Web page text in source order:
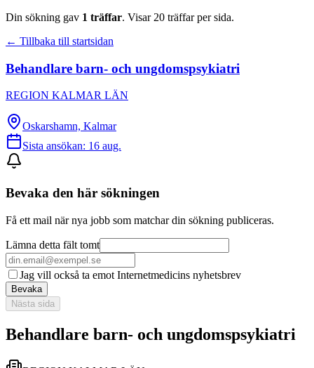
Din sökning gav 1 träffar. Visar 20 träffar per sida.
← Tillbaka till startsidan
Behandlare barn- och ungdomspsykiatri
REGION KALMAR LÄN
Oskarshamn, Kalmar
Sista ansökan: 16 aug.
Bevaka den här sökningen
Få ett mail när nya jobb som matchar din sökning publiceras.
Lämna detta fält tomt
Jag vill också ta emot Internetmedicins nyhetsbrev
Bevaka
Nästa sida
Behandlare barn- och ungdomspsykiatri